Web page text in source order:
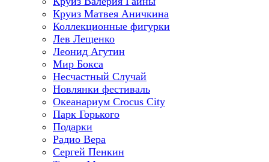
Круиз Матвея Аничкина
Коллекционные фигурки
Лев Лещенко
Леонид Агутин
Мир Бокса
Несчастный Случай
Новлянки фестиваль
Океанариум Crocus City
Парк Горького
Подарки
Радио Вера
Сергей Пенкин